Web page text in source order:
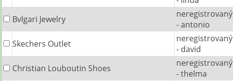
Bvlgari Jewelry
neregistrovaný
- antonio
Skechers Outlet
neregistrovaný
- david
Christian Louboutin Shoes
neregistrovaný
- thelma